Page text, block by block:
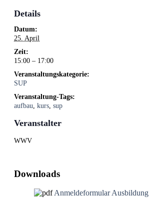
Details
Datum:
25. April
Zeit:
15:00 – 17:00
Veranstaltungskategorie:
SUP
Veranstaltung-Tags:
aufbau, kurs, sup
Veranstalter
WWV
Downloads
Anmeldeformular Ausbildung